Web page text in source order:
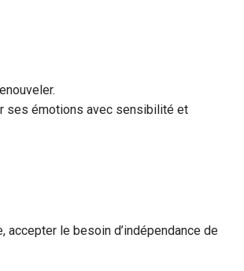
ses émotions avec sensibilité et
accepter le besoin d’indépendance de